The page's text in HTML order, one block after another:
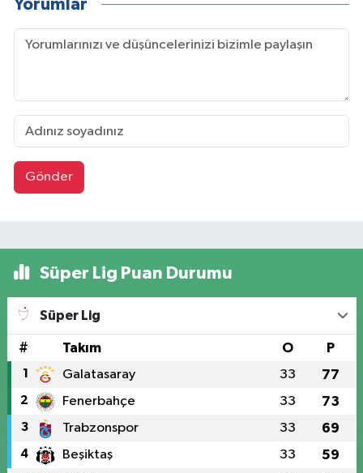
Yorumlar
Gönder
Süper Lig Puan Durumu
Süper Lig
# Takım O P
1 Galatasaray 33 77
2 Fenerbahçe 33 73
3 Trabzonspor 33 69
4 Beşiktaş 33 59